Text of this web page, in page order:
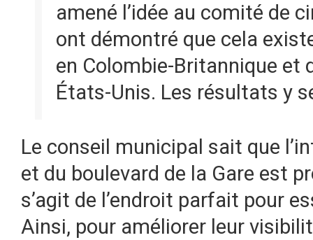
amené l’idée au comité de
ont démontré que cela
en Colombie-Britannique et
États-Unis. Les résultats y
Le conseil municipal sait que
et du boulevard de la Gare est
s’agit de l’endroit parfait pour
Ainsi, pour améliorer leur